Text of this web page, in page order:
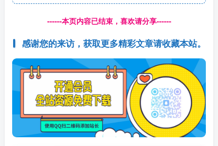
------本页内容已结束，喜欢请分享------
感谢您的来访，获取更多精彩文章请收藏本站。